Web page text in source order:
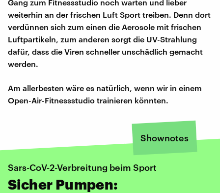
Gang zum Fitnessstudio noch warten und lieber
weiterhin an der frischen Luft Sport treiben. Denn dort
verdünnen sich zum einen die Aerosole mit frischen
Luftpartikeln, zum anderen sorgt die UV-Strahlung
dafür, dass die Viren schneller unschädlich gemacht
werden.
Am allerbesten wäre es natürlich, wenn wir in einem
Open-Air-Fitnessstudio trainieren könnten.
Shownotes
Sars-CoV-2-Verbreitung beim Sport
Sicher Pumpen: